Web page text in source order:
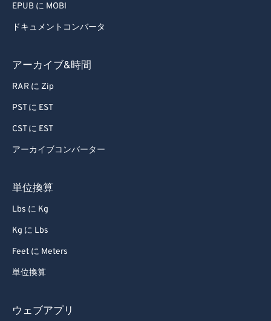
EPUB に MOBI
ドキュメントコンバータ
アーカイブ&時間
RAR に Zip
PST に EST
CST に EST
アーカイブコンバーター
単位換算
Lbs に Kg
Kg に Lbs
Feet に Meters
単位換算
ウェブアプリ